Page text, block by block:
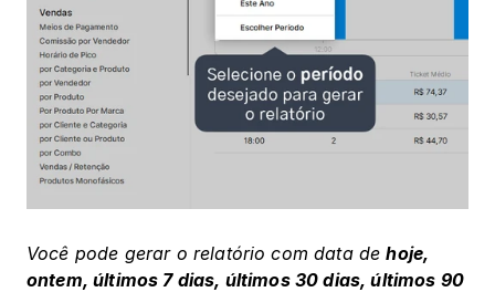
Você pode gerar o relatório com data de hoje,
ontem, últimos 7 dias, últimos 30 dias, últimos 90